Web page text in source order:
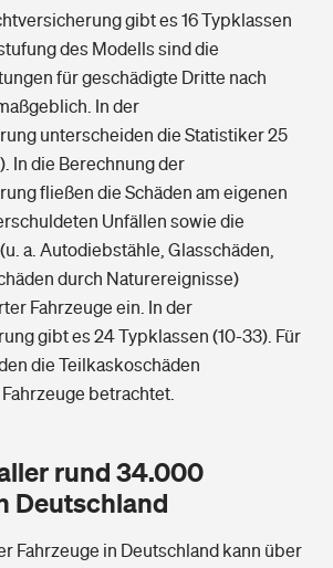
gibt es 16 Typklassen
des Modells sind die
für geschädigte Dritte nach
In der
unterscheiden die Statistiker 25
In die Berechnung der
fließen die Schäden am eigenen
Unfällen sowie die
a. Autodiebstähle, Glasschäden,
durch Naturereignisse)
Fahrzeuge ein. In der
gibt es 24 Typklassen (10-33). Für
die Teilkaskoschäden
betrachtet.
rund 34.000
Deutschland
Fahrzeuge in Deutschland kann über